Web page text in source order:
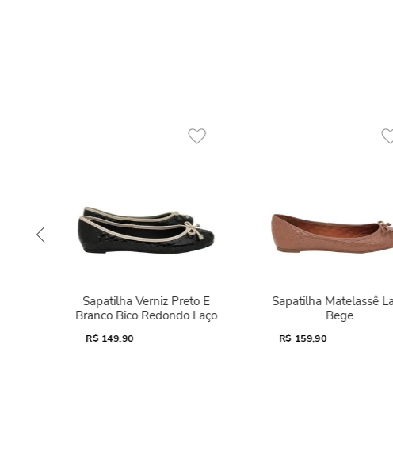
Sapatilha Verniz Preto E
Branco Bico Redondo Laço
R$ 149,90
Sapatilha Matelassê
Bege
R$ 159,90